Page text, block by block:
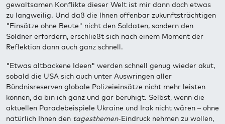
gewaltsamen Konflikte dieser Welt ist mir dann doch etwas
zu langweilig. Und daß die Ihnen offenbar zukunftsträchtigen
"Einsätze ohne Beute" nicht den Soldaten, sondern den
Söldner erfordern, erschließt sich nach einem Moment der
Reflektion dann auch ganz schnell.
"Etwas altbackene Ideen" werden schnell genug wieder akut,
sobald die USA sich auch unter Auswringen aller
Bündnisreserven globale Polizeieinsätze nicht mehr leisten
können, da bin ich ganz und gar beruhigt. Selbst, wenn die
aktuellen Paradebeispiele Ukraine und Irak nicht wären – ohne
natürlich Ihnen den tagesthemen-Eindruck nehmen zu wollen,